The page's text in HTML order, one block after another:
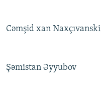
Cəmşid xan Naxçıvanski
Şəmistan Əyyubov